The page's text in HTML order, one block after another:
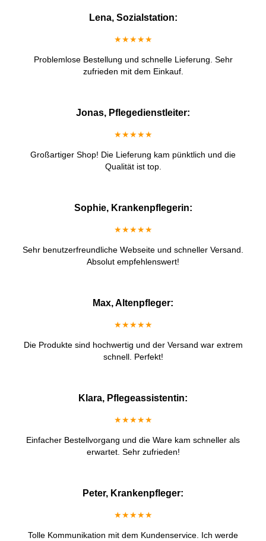
Lena, Sozialstation:
★★★★★
Problemlose Bestellung und schnelle Lieferung. Sehr
zufrieden mit dem Einkauf.
Jonas, Pflegedienstleiter:
★★★★★
Großartiger Shop! Die Lieferung kam pünktlich und die
Qualität ist top.
Sophie, Krankenpflegerin:
★★★★★
Sehr benutzerfreundliche Webseite und schneller Versand.
Absolut empfehlenswert!
Max, Altenpfleger:
★★★★★
Die Produkte sind hochwertig und der Versand war extrem
schnell. Perfekt!
Klara, Pflegeassistentin:
★★★★★
Einfacher Bestellvorgang und die Ware kam schneller als
erwartet. Sehr zufrieden!
Peter, Krankenpfleger:
★★★★★
Tolle Kommunikation mit dem Kundenservice. Ich werde